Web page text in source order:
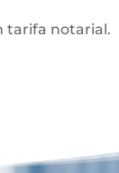
tarifa notarial.